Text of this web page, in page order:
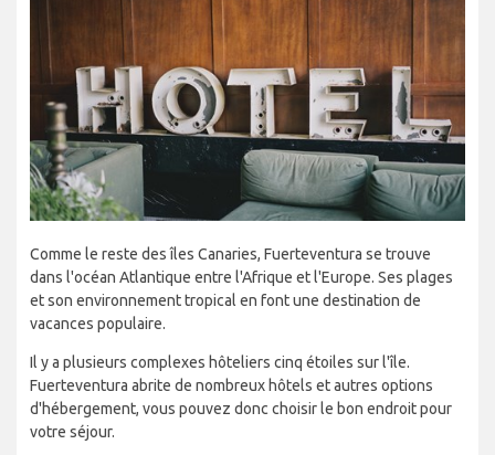
Comme le reste des îles Canaries, Fuerteventura se trouve
dans l'océan Atlantique entre l'Afrique et l'Europe. Ses plages
et son environnement tropical en font une destination de
vacances populaire.
Il y a plusieurs complexes hôteliers cinq étoiles sur l'île.
Fuerteventura abrite de nombreux hôtels et autres options
d'hébergement, vous pouvez donc choisir le bon endroit pour
votre séjour.